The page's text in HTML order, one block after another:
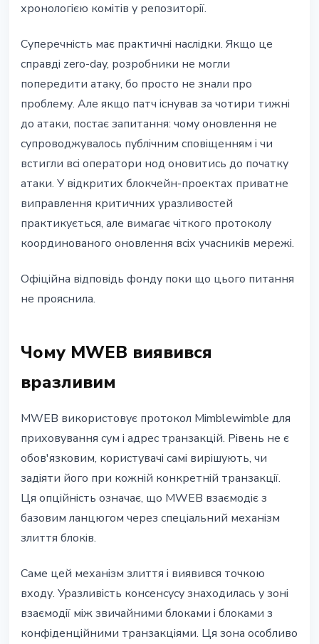
хронологією комітів у репозиторії.
Суперечність має практичні наслідки. Якщо це
справді zero-day, розробники не могли
попередити атаку, бо просто не знали про
проблему. Але якщо патч існував за чотири тижні
до атаки, постає запитання: чому оновлення не
супроводжувалось публічним сповіщенням і чи
встигли всі оператори нод оновитись до початку
атаки. У відкритих блокчейн-проектах приватне
виправлення критичних уразливостей
практикується, але вимагає чіткого протоколу
координованого оновлення всіх учасників мережі.
Офіційна відповідь фонду поки що цього питання
не прояснила.
Чому MWEB виявився
вразливим
MWEB використовує протокол Mimblewimble для
приховування сум і адрес транзакцій. Рівень не є
обов'язковим, користувачі самі вирішують, чи
задіяти його при кожній конкретній транзакції.
Ця опційність означає, що MWEB взаємодіє з
базовим ланцюгом через спеціальний механізм
злиття блоків.
Саме цей механізм злиття і виявився точкою
входу. Уразливість консенсусу знаходилась у зоні
взаємодії між звичайними блоками і блоками з
конфіденційними транзакціями. Ця зона особливо